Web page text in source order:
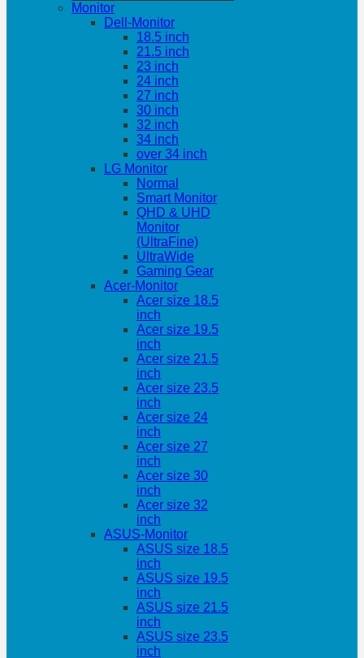
Monitor
Dell-Monitor
18.5 inch
21.5 inch
23 inch
24 inch
27 inch
30 inch
32 inch
34 inch
over 34 inch
LG Monitor
Normal
Smart Monitor
QHD & UHD
Monitor
(UltraFine)
UltraWide
Gaming Gear
Acer-Monitor
Acer size 18.5
inch
Acer size 19.5
inch
Acer size 21.5
inch
Acer size 23.5
inch
Acer size 24
inch
Acer size 27
inch
Acer size 30
inch
Acer size 32
inch
ASUS-Monitor
ASUS size 18.5
inch
ASUS size 19.5
inch
ASUS size 21.5
inch
ASUS size 23.5
inch